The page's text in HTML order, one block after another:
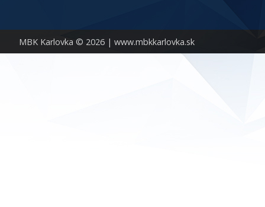
MBK Karlovka © 2026 | www.mbkkarlovka.sk